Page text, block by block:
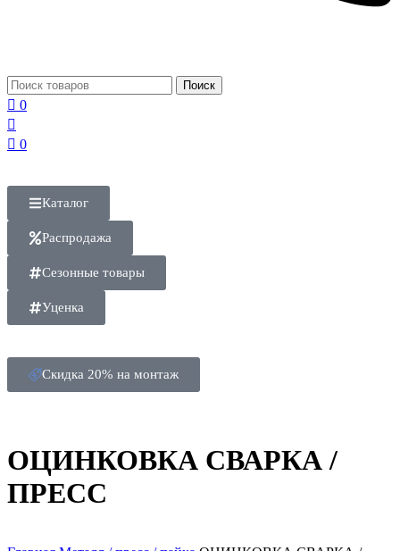
Поиск
0
0
Каталог
Распродажа
Сезонные товары
Уценка
Скидка 20% на монтаж
ОЦИНКОВКА СВАРКА /
ПРЕСС